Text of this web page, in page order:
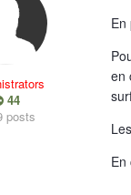
44
posts
En
en
En